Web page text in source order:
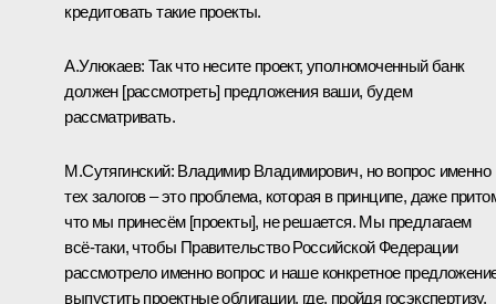
кредитовать такие проекты.
А.Улюкаев: Так что несите проект, уполномоченный банк
должен [рассмотреть] предложения ваши, будем
рассматривать.
М.Сутягинский: Владимир Владимирович, но вопрос именно
тех залогов – это проблема, которая в принципе, даже
что мы принесём [проекты], не решается. Мы предлагаем
всё‑таки, чтобы Правительство Российской Федерации
рассмотрело именно вопрос и наше конкретное
выпустить проектные облигации, где, пройдя госэкспертизу,